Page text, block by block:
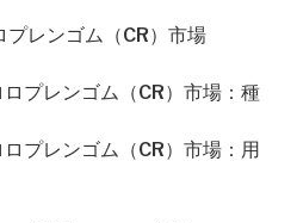
レンゴム（CR）市場
プレンゴム（CR）市場：種
プレンゴム（CR）市場：用